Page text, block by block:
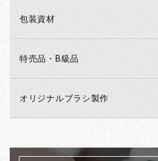
包装資材
特売品・B級品
オリジナルブラシ製作